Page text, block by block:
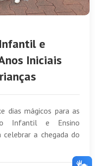
e
Iniciais
dias mágicos para as
Infantil e Ensino
celebrar a chegada do